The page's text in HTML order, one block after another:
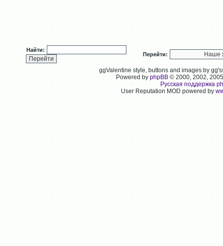
Найти:
Перейти:
ggValentine style, buttons and images by
Powered byphpBB © 2000, 2002,
Русская поддержка
User Reputation MOD powered by